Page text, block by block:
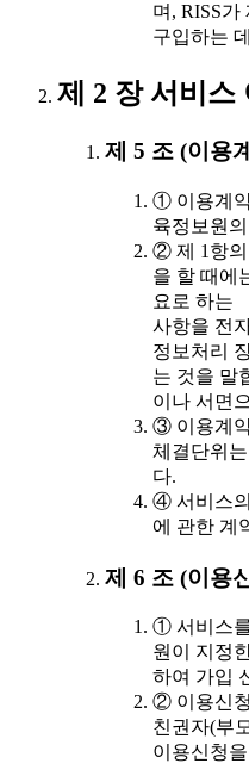
며, RISS
구입하는
제 2 장 서비스
제 5 조 (이용
① 이용계
육정보원
② 제 1항의
을 할 때에
요로 하는
사항을 전
정보처리
는 것을 말
이나 서면
③ 이용계
체결단위
다.
④ 서비스
에 관한 계
제 6 조 (이용
① 서비스
원이 지정
하여 가입
② 이용신
친권자(부
이용신청